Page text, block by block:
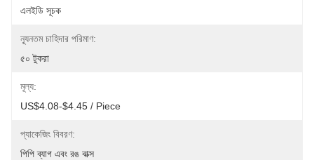
এলইডি সূচক
ন্যূনতম চাহিদার পরিমাণ:
৫০ টুকরা
মূল্য:
US$4.08-$4.45 / Piece
প্যাকেজিং বিবরণ:
পিপি ব্যাগ এবং রঙ বাক্স